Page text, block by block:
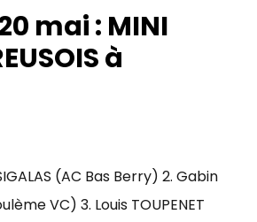
mai : MINI
à
(AC Bas Berry) 2. Gabin
VC) 3. Louis TOUPENET